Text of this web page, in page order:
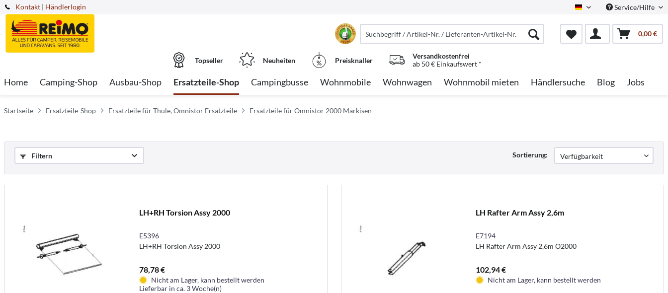
Kontakt German Service/Hilfe
| Händlerlogin
0,00 €
Topseller Neuheiten Preisknaller
Versandkostenfrei
ab 50 € Einkaufswert *
Home Camping-Shop Ausbau-Shop Ersatzteile-Shop Campingbusse Wohnmobile Wohnwagen Wohnmobil mieten Händlersuche Blog Jobs
Startseite Ersatzteile-Shop Ersatzteile für Thule, Omnistor Ersatzteile Ersatzteile für Omnistor 2000 Markisen
Filtern Sortierung:
LH+RH Torsion Assy 2000
E5396
LH+RH Torsion Assy 2000
78,78 €
Nicht am Lager, kann bestellt werden
Lieferbar in ca. 3 Woche(n)
LH Rafter Arm Assy 2,6m
E7194
LH Rafter Arm Assy 2,6m O2000
102,94 €
Nicht am Lager, kann bestellt werden